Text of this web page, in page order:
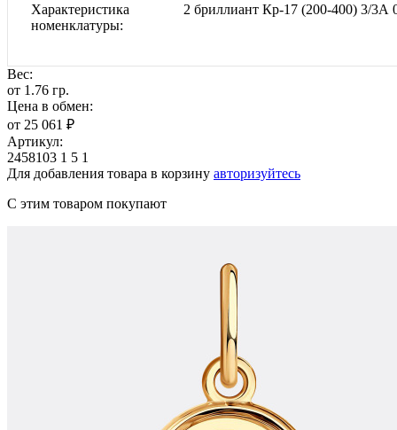
Характеристика
номенклатуры
2 бриллиант Кр-17 (200-400) 3/3А
Вес:
от 1.76 гр.
Цена в обмен:
от 25 061 ₽
Артикул:
2458103 1 5 1
Для добавления товара в корзину авторизуйтесь
С этим товаром покупают